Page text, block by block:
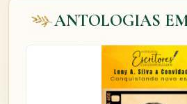
ANTOLOGIAS